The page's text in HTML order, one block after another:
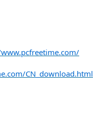
CN_download.html